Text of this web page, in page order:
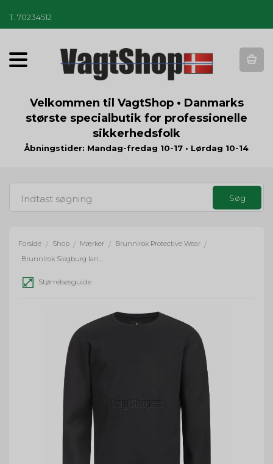
T 70234512
T
o
g
a
t
n
Velkommen til VagtShop • Danmarks
største specialbutik for professionelle
sikkerhedsfolk
Åbningstider: Mandag-fredag 10-17 • Lørdag 10-14
Forside / Shop / Mærker / Brunnirok Protective Wear /
Brunnirok Siegburg langærmet T-shirt med snitsikre ærmer
Størrelsesguide